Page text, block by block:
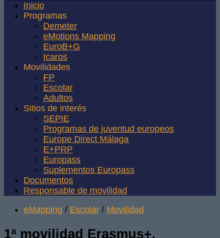
Inicio
Programas
Demeter
eMotions Mapping
EuroB+G
Icaros
Movilidades
FP
Escolar
Adultos
Sitios de interés
SEPIE
Programas de juventud europeos
Europe Direct Málaga
E+PRP
Europass
Suplementos Europass
Documentos
Responsable de movilidad
eMapping / Escolar / Movilidad
1ª movilidad Erasmus+.